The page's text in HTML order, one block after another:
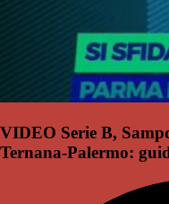
VIDEO Serie B,
Ternana-Palermo: